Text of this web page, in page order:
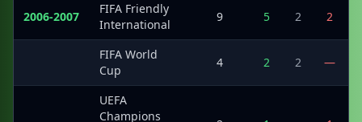
2006-2007
FIFA Friendly
International
9 5 2 2
FIFA World
Cup
4 2 2 —
UEFA
Champions